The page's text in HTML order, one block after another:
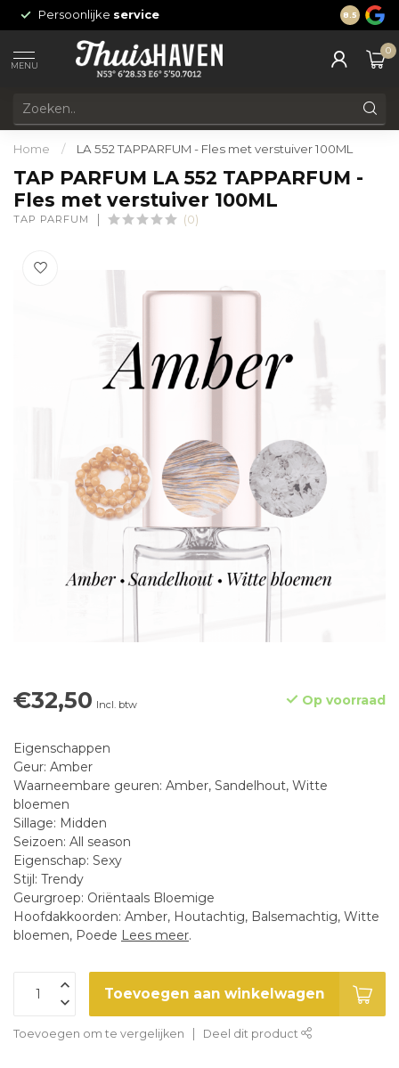
Persoonlijke service 24/7
8.5
MENU
0
Home / LA 552 TAPPARFUM - Fles met verstuiver 100ML
TAP PARFUM LA 552 TAPPARFUM -
Fles met verstuiver 100ML
TAP PARFUM (0)
€32,50 Incl. btw Op voorraad
Eigenschappen
Geur: Amber
Waarneembare geuren: Amber, Sandelhout, Witte
bloemen
Sillage: Midden
Seizoen: All season
Eigenschap: Sexy
Stijl: Trendy
Geurgroep: Oriëntaals Bloemige
Hoofdakkoorden: Amber, Houtachtig, Balsemachtig, Witte
bloemen, Poede Lees meer.
Toevoegen aan winkelwagen
Toevoegen om te vergelijken Deel dit product